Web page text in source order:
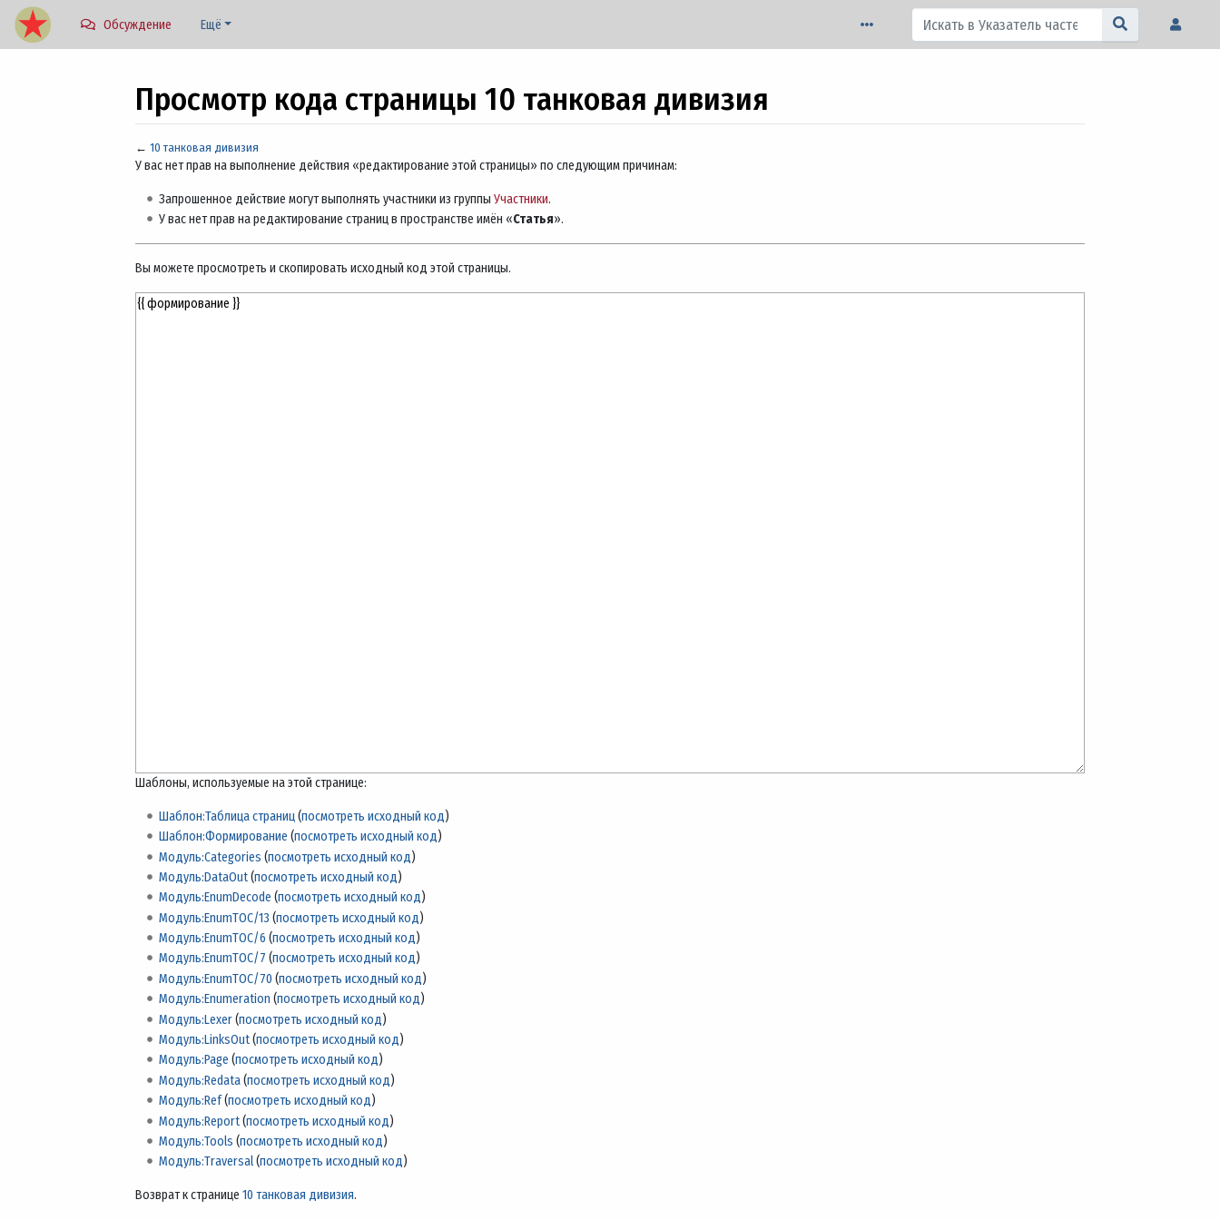
Обсуждение Ещё
Просмотр кода страницы 10 танковая дивизия
← 10 танковая дивизия
Перейти к:навигация,поиск
У вас нет прав на выполнение действия «редактирование этой страницы» по следующим причинам:
Запрошенное действие могут выполнять участники из группы Участники.
У вас нет прав на редактирование страниц в пространстве имён «Статья».
Вы можете просмотреть и скопировать исходный код этой страницы.
Шаблоны, используемые на этой странице:
Шаблон:Таблица страниц(посмотреть исходный код)
Шаблон:Формирование (посмотреть исходный код)
Модуль:Categories (посмотреть исходный код)
Модуль:DataOut(посмотреть исходный код)
Модуль:EnumDecode (посмотреть исходный код)
Модуль:EnumTOC/13 (посмотреть исходный код)
Модуль:EnumTOC/6 (посмотреть исходный код)
Модуль:EnumTOC/7 (посмотреть исходный код)
Модуль:EnumTOC/70 (посмотреть исходный код)
Модуль:Enumeration (посмотреть исходный код)
Модуль:Lexer(посмотреть исходный код)
Модуль:LinksOut(посмотреть исходный код)
Модуль:Page (посмотреть исходный код)
Модуль:Redata(посмотреть исходный код)
Модуль:Ref(посмотреть исходный код)
Модуль:Report(посмотреть исходный код)
Модуль:Tools (посмотреть исходный код)
Модуль:Traversal(посмотреть исходный код)
Возврат к странице 10 танковая дивизия.